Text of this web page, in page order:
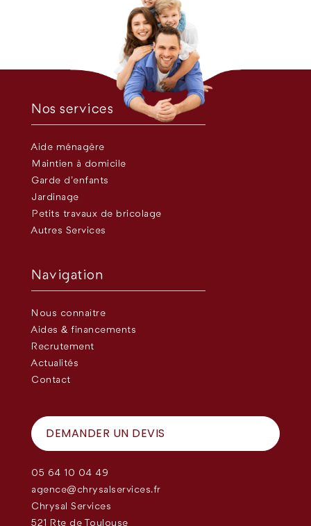
Nos services
Aide ménagère
Maintien à domicile
Garde d’enfants
Jardinage
Petits travaux de bricolage
Autres Services
Navigation
Nous connaître
Aides & financements
Recrutement
Actualités
Contact
DEMANDER UN DEVIS
05 64 10 04 49
agence@chrysalservices.fr
Chrysal Services
521 Rte de Toulouse